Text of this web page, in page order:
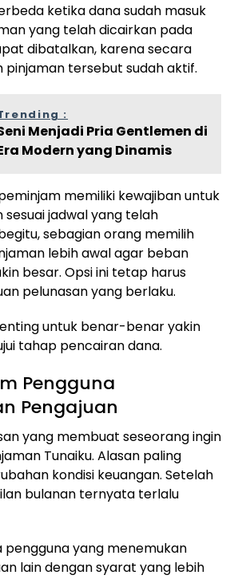
ketika dana sudah masuk
yang telah dicairkan pada
dibatalkan, karena secara
pinjaman tersebut sudah aktif.
:
Menjadi Pria Gentlemen di
Modern yang Dinamis
memiliki kewajiban untuk
jadwal yang telah
sebagian orang memilih
lebih awal agar beban
besar. Opsi ini tetap harus
pelunasan yang berlaku.
untuk benar-benar yakin
tahap pencairan dana.
Pengguna
Pengajuan
yang membuat seseorang ingin
Tunaiku. Alasan paling
kondisi keuangan. Setelah
bulanan ternyata terlalu
pengguna yang menemukan
lain dengan syarat yang lebih